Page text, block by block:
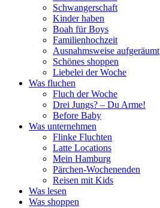
Schwangerschaft
Kinder haben
Boah für Boys
Familienhochzeit
Ausnahmsweise aufgeräumt
Schönes shoppen
Liebelei der Woche
Was fluchen
Fluch der Woche
Drei Jungs? – Du Arme!
Before Baby
Was unternehmen
Flinke Fluchten
Latte Locations
Mein Hamburg
Pärchen-Wochenenden
Reisen mit Kids
Was lesen
Was shoppen